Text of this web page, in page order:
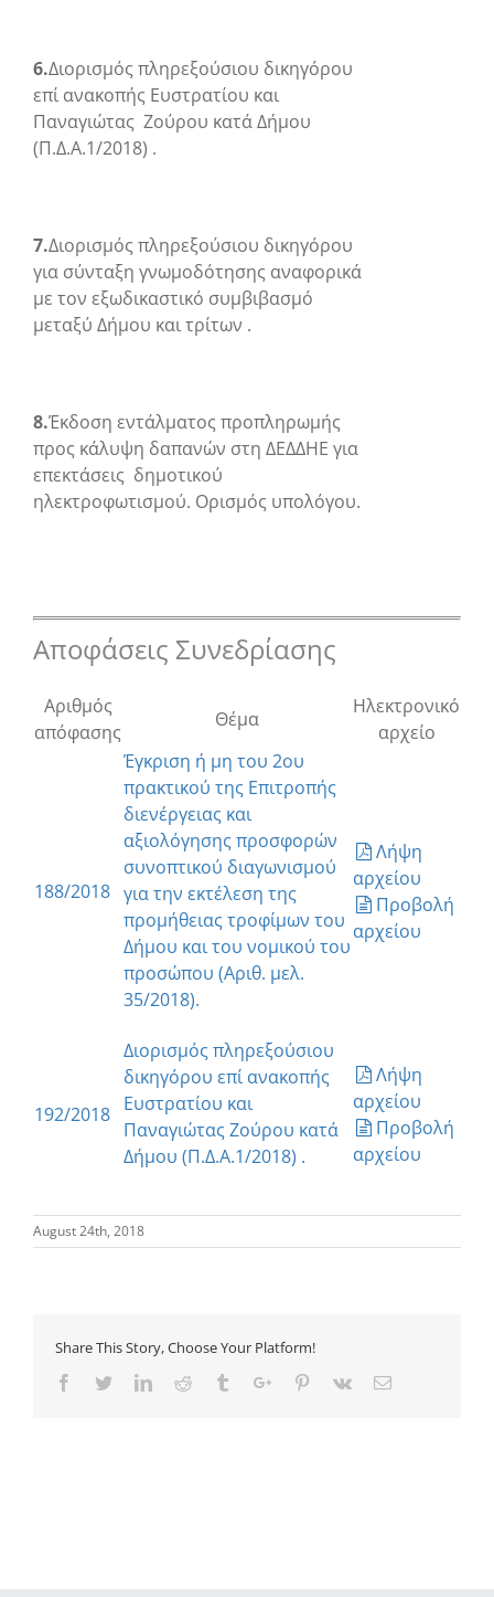
6.Διορισμός πληρεξούσιου δικηγόρου
επί ανακοπής Ευστρατίου και
Παναγιώτας Ζούρου κατά Δήμου
(Π.Δ.Α.1/2018) .
7.Διορισμός πληρεξούσιου δικηγόρου
για σύνταξη γνωμοδότησης αναφορικά
με τον εξωδικαστικό συμβιβασμό
μεταξύ Δήμου και τρίτων .
8.Έκδοση εντάλματος προπληρωμής
προς κάλυψη δαπανών στη ΔΕΔΔΗΕ για
επεκτάσεις δημοτικού
ηλεκτροφωτισμού. Ορισμός υπολόγου.
Αποφάσεις Συνεδρίασης
Αριθμός
απόφασης
Θέμα
Ηλεκτρονικό
αρχείο
188/2018
Έγκριση ή μη του 2ου
πρακτικού της Επιτροπής
διενέργειας και
αξιολόγησης προσφορών
συνοπτικού διαγωνισμού
για την εκτέλεση της
προμήθειας τροφίμων του
Δήμου και του νομικού του
προσώπου (Αριθ. μελ.
35/2018).
Λήψη
αρχείου
Προβολή
αρχείου
192/2018
Διορισμός πληρεξούσιου
δικηγόρου επί ανακοπής
Ευστρατίου και
Παναγιώτας Ζούρου κατά
Δήμου (Π.Δ.Α.1/2018) .
Λήψη
αρχείου
Προβολή
αρχείου
August 24th, 2018
Share This Story, Choose Your Platform!
Facebook
TwitterLinkedinReddit TumblrGoogle+Pinterest
Vk Email